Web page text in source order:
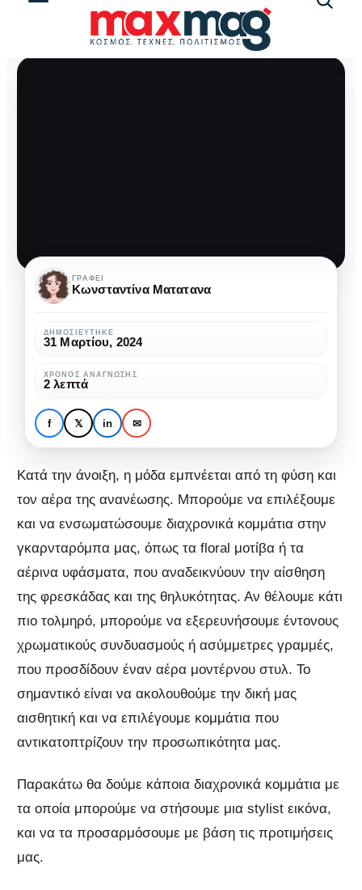
ΜΌΔΑ ΜΌΔΑ & ΟΜΟΡΦΙΆ
Ανοιξιάτικα Διαχρονικά
Κομμάτια: Απαραίτητα
για την capsule
wardrobe.
Ανοιξιάτικα
Διαχρονικά
Κομμάτια:
Απαραίτητα
για
την
capsule
wardrobe.
ΓΡΆΦΕΙ
Κωνσταντίνα Ματατανα
ΔΗΜΟΣΙΕΎΤΗΚΕ
31 Μαρτίου, 2024
ΧΡΌΝΟΣ ΑΝΆΓΝΩΣΗΣ
2 λεπτά
f 𝕏 in ✉
Κατά την άνοιξη, η μόδα εμπνέεται από τη φύση και
τον αέρα της ανανέωσης. Μπορούμε να επιλέξουμε
και να ενσωματώσουμε διαχρονικά κομμάτια στην
γκαρνταρόμπα μας, όπως τα floral μοτίβα ή τα
αέρινα υφάσματα, που αναδεικνύουν την αίσθηση
της φρεσκάδας και της θηλυκότητας. Αν θέλουμε κάτι
πιο τολμηρό, μπορούμε να εξερευνήσουμε έντονους
χρωματικούς συνδυασμούς ή ασύμμετρες γραμμές,
που προσδίδουν έναν αέρα μοντέρνου στυλ. Το
σημαντικό είναι να ακολουθούμε την δική μας
αισθητική και να επιλέγουμε κομμάτια που
αντικατοπτρίζουν την προσωπικότητα μας.
Παρακάτω θα δούμε κάποια διαχρονικά κομμάτια με
τα οποία μπορούμε να στήσουμε μια stylist εικόνα,
και να τα προσαρμόσουμε με βάση τις προτιμήσεις
μας.